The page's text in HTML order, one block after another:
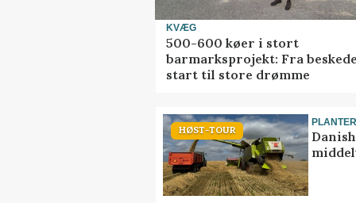
KVÆG
500-600 køer i stort
barmarksprojekt: Fra
start til store drømme
HØST-TOUR